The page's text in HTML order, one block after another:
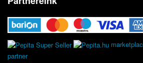
partner